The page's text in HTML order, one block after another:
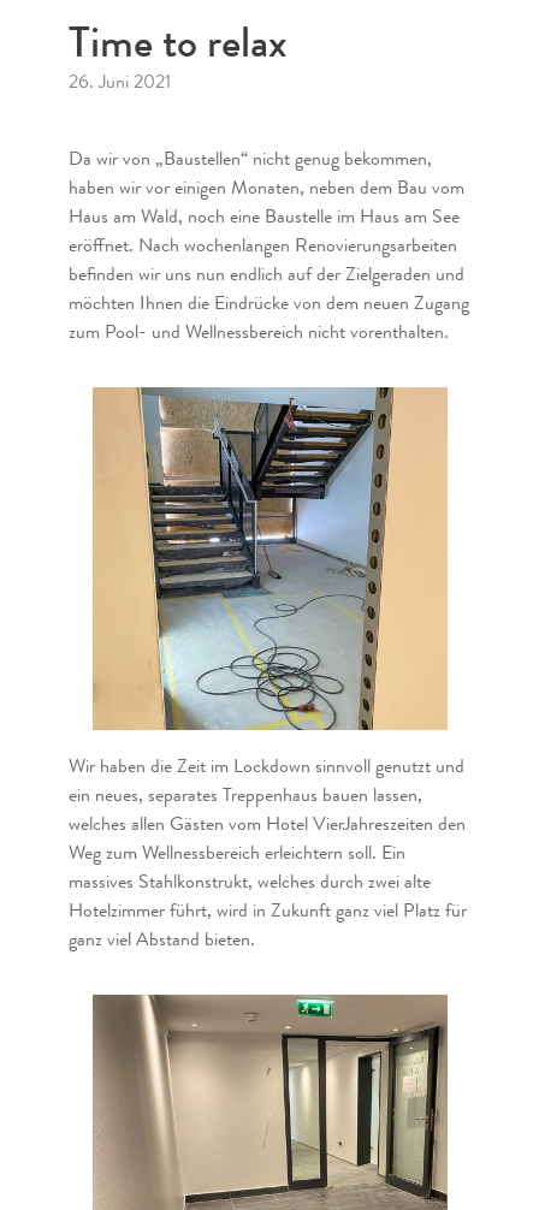
Time to relax
26. Juni 2021
Da wir von „Baustellen“ nicht genug bekommen,
haben wir vor einigen Monaten, neben dem Bau vom
Haus am Wald, noch eine Baustelle im Haus am See
eröffnet. Nach wochenlangen Renovierungsarbeiten
befinden wir uns nun endlich auf der Zielgeraden und
möchten Ihnen die Eindrücke von dem neuen Zugang
zum Pool- und Wellnessbereich nicht vorenthalten.
Wir haben die Zeit im Lockdown sinnvoll genutzt und
ein neues, separates Treppenhaus bauen lassen,
welches allen Gästen vom Hotel VierJahreszeiten den
Weg zum Wellnessbereich erleichtern soll. Ein
massives Stahlkonstrukt, welches durch zwei alte
Hotelzimmer führt, wird in Zukunft ganz viel Platz für
ganz viel Abstand bieten.